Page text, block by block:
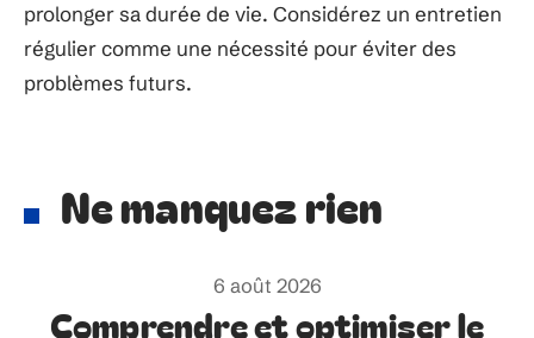
prolonger sa durée de vie. Considérez un entretien
régulier comme une nécessité pour éviter des
problèmes futurs.
Ne manquez rien
6 août 2026
Comprendre et optimiser le